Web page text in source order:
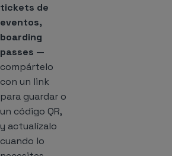
tickets de
eventos,
boarding
passes —
compártelo
con un link
para guardar o
un código QR,
y actualízalo
cuando lo